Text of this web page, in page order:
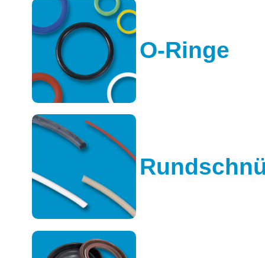
O-Ringe